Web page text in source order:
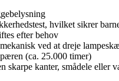
hvilket sikrer
efter behov
ved at dreje
(ca. 25.000 timer)
skarpe kanter, smådele eller